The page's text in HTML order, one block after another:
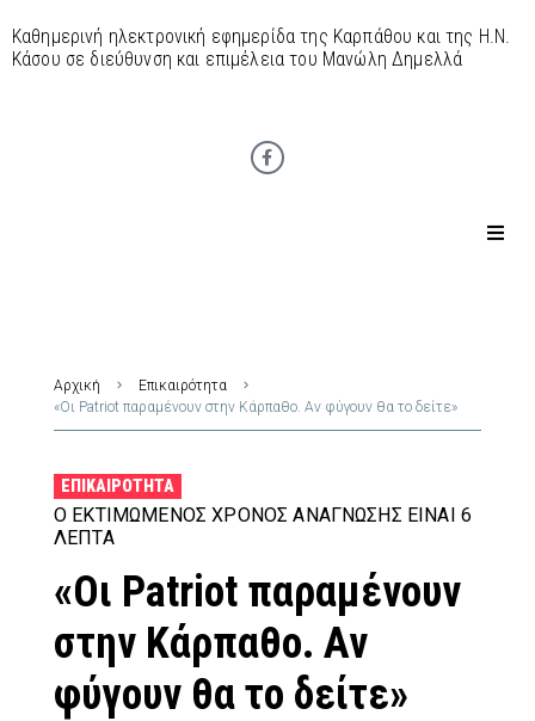
Καθημερινή ηλεκτρονική εφημερίδα της Καρπάθου και της Η.Ν.
Κάσου σε διεύθυνση και επιμέλεια του Μανώλη Δημελλά
Αρχική
Επικαιρότητα
«Οι Patriot παραμένουν στην Κάρπαθο. Αν φύγουν θα το δείτε»
ΕΠΙΚΑΙΡΌΤΗΤΑ
Ο ΕΚΤΙΜΏΜΕΝΟΣ ΧΡΌΝΟΣ ΑΝΆΓΝΩΣΗΣ ΕΊΝΑΙ 6
ΛΕΠΤΆ
«Οι Patriot παραμένουν
στην Κάρπαθο. Αν
φύγουν θα το δείτε»